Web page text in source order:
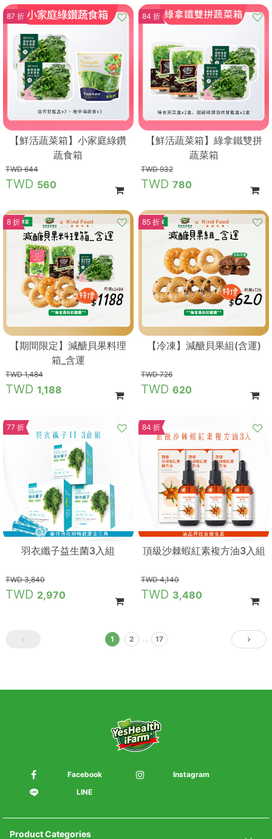
87 折
【鮮活蔬菜箱】小家庭綠鑽
蔬食箱
644
560
84 折
【鮮活蔬菜箱】綠拿鐵雙拼
蔬菜箱
932
780
8 折
【期間限定】減醣貝果料理
箱_含運
1,484
1,188
85 折
【冷凍】減醣貝果組(含運)
726
620
77 折
羽衣纖子益生菌3入組
3,840
2,970
84 折
頂級沙棘蝦紅素複方油3入組
4,140
3,480
1 2 … 17
Facebook
Instagram
LINE
Product Categories